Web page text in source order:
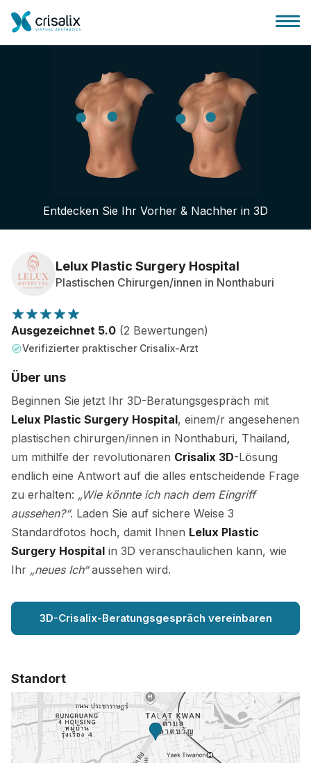
Startseite für Chirurgen
3D-Business-Plattform
Pläne
Bewertungen von Patienten
Entdecken Sie Ihr Vorher & Nachher in 3D
Lelux Plastic Surgery Hospital
Plastischen Chirurgen/innen in Nonthaburi
Ausgezeichnet 5.0 (2 Bewertungen)
Verifizierter praktischer Crisalix-Arzt
Über uns
Beginnen Sie jetzt Ihr 3D-Beratungsgespräch mit
Lelux Plastic Surgery Hospital, einem/r angesehenen
plastischen chirurgen/innen in Nonthaburi, Thailand,
um mithilfe der revolutionären Crisalix 3D-Lösung
endlich eine Antwort auf die alles entscheidende Frage
zu erhalten: „Wie könnte ich nach dem Eingriff
aussehen?“. Laden Sie auf sichere Weise 3
Standardfotos hoch, damit Ihnen Lelux Plastic
Surgery Hospital in 3D veranschaulichen kann, wie
Ihr „neues Ich“aussehen wird.
3D-Crisalix-Beratungsgespräch vereinbaren
Standort